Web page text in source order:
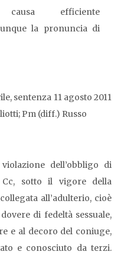
efficiente
la pronuncia di
sentenza 11 agosto 2011
Pm (diff.) Russo
dell’obbligo di
sotto il vigore della
all’adulterio, cioè
di fedeltà sessuale,
e al decoro del coniuge,
e conosciuto da terzi.